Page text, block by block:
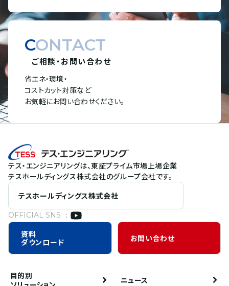
CONTACT
ご相談・お問い合わせ
省エネ・環境・
コストカット対策など
お気軽にお問い合わせください。
テス・エンジニアリングは、東証プライム市場上場企業
テスホールディングス株式会社のグループ会社です。
テスホールディングス株式会社
OFFICIAL SNS ：
資料
ダウンロード
お問い合わせ
目的別
ニュース